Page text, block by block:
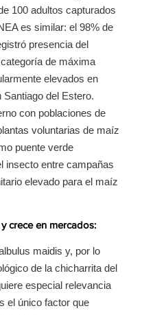
100 adultos capturados
es similar: el 98% de
presencia del
de máxima
elevados en
del Estero.
con poblaciones de
voluntarias de maíz
puente verde
insecto entre campañas
elevado para el maíz
y crece en mercados:
maidis y, por lo
de la chicharrita del
especial relevancia
el único factor que